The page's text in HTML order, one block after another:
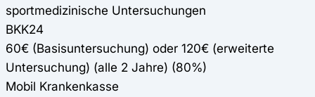
sportmedizinische Untersuchungen
BKK24
60€ (Basisuntersuchung) oder 120€ (erweiterte
Untersuchung) (alle 2 Jahre) (80%)
Mobil Krankenkasse